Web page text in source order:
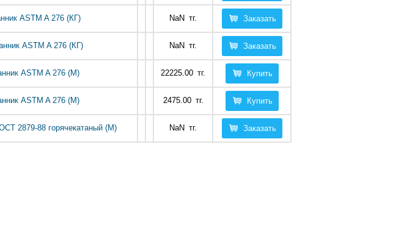
ASTM A 276 (КГ) NaN тг. Заказать
ASTM A 276 (КГ) NaN тг. Заказать
ASTM A 276 (М) 22225.00 тг. Купить
ASTM A 276 (М) 2475.00 тг. Купить
2879-88 горячекатаный (М) NaN тг. Заказать